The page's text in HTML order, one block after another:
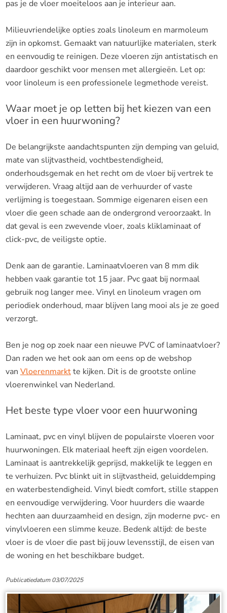
pas je de vloer moeiteloos aan je interieur aan.
Milieuvriendelijke opties zoals linoleum en marmoleum
zijn in opkomst. Gemaakt van natuurlijke materialen, sterk
en eenvoudig te reinigen. Deze vloeren zijn antistatisch en
daardoor geschikt voor mensen met allergieën. Let op:
voor linoleum is een professionele legmethode vereist.
Waar moet je op letten bij het kiezen van een
vloer in een huurwoning?
De belangrijkste aandachtspunten zijn demping van geluid,
mate van slijtvastheid, vochtbestendigheid,
onderhoudsgemak en het recht om de vloer bij vertrek te
verwijderen. Vraag altijd aan de verhuurder of vaste
verlijming is toegestaan. Sommige eigenaren eisen een
vloer die geen schade aan de ondergrond veroorzaakt. In
dat geval is een zwevende vloer, zoals kliklaminaat of
click-pvc, de veiligste optie.
Denk aan de garantie. Laminaatvloeren van 8 mm dik
hebben vaak garantie tot 15 jaar. Pvc gaat bij normaal
gebruik nog langer mee. Vinyl en linoleum vragen om
periodiek onderhoud, maar blijven lang mooi als je ze goed
verzorgt.
Ben je nog op zoek naar een nieuwe PVC of laminaatvloer?
Dan raden we het ook aan om eens op de webshop
van Vloerenmarktte kijken. Dit is de grootste online
vloerenwinkel van Nederland.
Het beste type vloer voor een huurwoning
Laminaat, pvc en vinyl blijven de populairste vloeren voor
huurwoningen. Elk materiaal heeft zijn eigen voordelen.
Laminaat is aantrekkelijk geprijsd, makkelijk te leggen en
te verhuizen. Pvc blinkt uit in slijtvastheid, geluiddemping
en waterbestendigheid. Vinyl biedt comfort, stille stappen
en eenvoudige verwijdering. Voor huurders die waarde
hechten aan duurzaamheid en design, zijn moderne pvc- en
vinylvloeren een slimme keuze. Bedenk altijd: de beste
vloer is de vloer die past bij jouw levensstijl, de eisen van
de woning en het beschikbare budget.
Publicatiedatum 03/07/2025